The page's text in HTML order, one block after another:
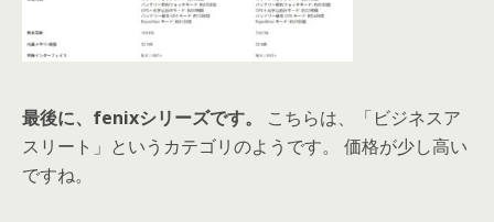
最後に、fenixシリーズです。
こちらは、「ビジネスア
スリート」というカテゴリのようです。 価格が少し高い
ですね。